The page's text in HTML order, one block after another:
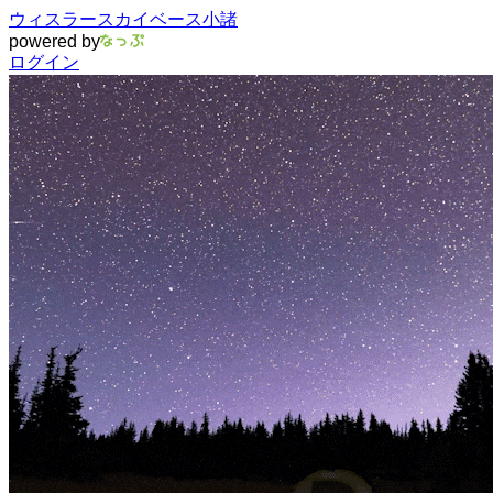
ウィスラースカイベース小諸
powered by
ログイン